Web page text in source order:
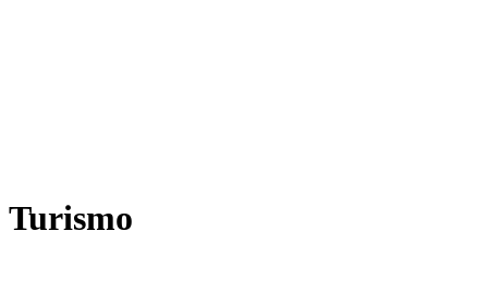
Turismo